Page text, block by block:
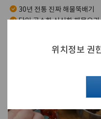
30년 전통 진짜 해물뚝배기
당일 공수한 싱싱한 해물요리
위치정보 권